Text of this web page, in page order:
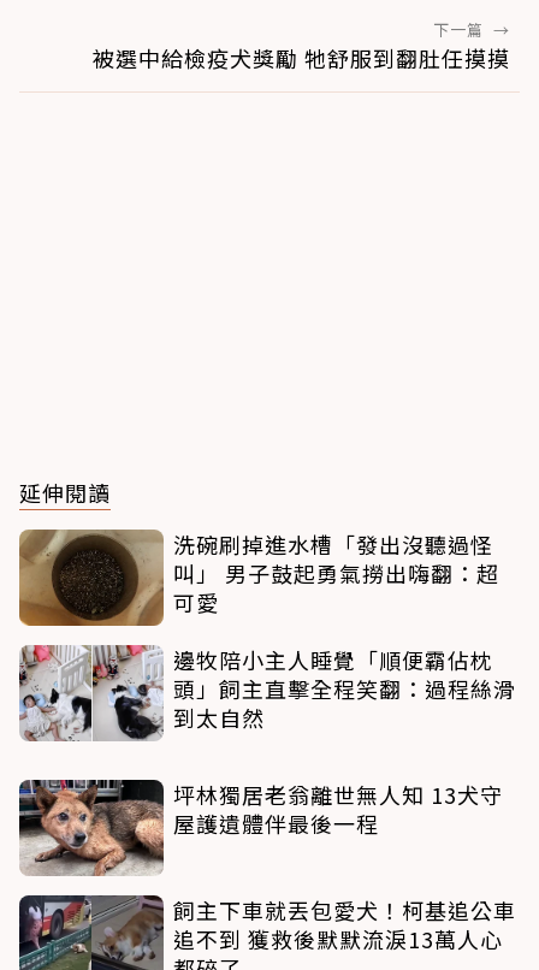
下一篇 →
被選中給檢疫犬獎勵 牠舒服到翻肚任摸摸
延伸閱讀
洗碗刷掉進水槽「發出沒聽過怪
叫」 男子鼓起勇氣撈出嗨翻：超
可愛
邊牧陪小主人睡覺「順便霸佔枕
頭」飼主直擊全程笑翻：過程絲滑
到太自然
坪林獨居老翁離世無人知 13犬守
屋護遺體伴最後一程
飼主下車就丟包愛犬！柯基追公車
追不到 獲救後默默流淚13萬人心